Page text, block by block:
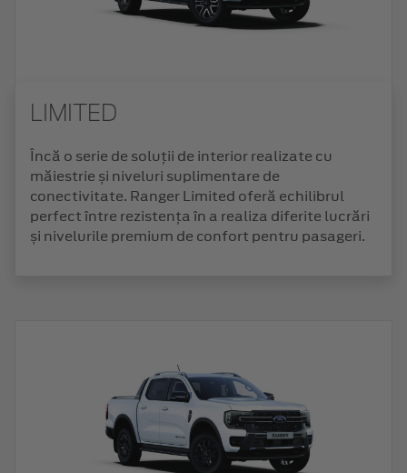
LIMITED
Încă o serie de soluții de interior realizate cu
măiestrie și niveluri suplimentare de
conectivitate. Ranger Limited oferă echilibrul
perfect între rezistența în a realiza diferite lucrări
și nivelurile premium de confort pentru pasageri.